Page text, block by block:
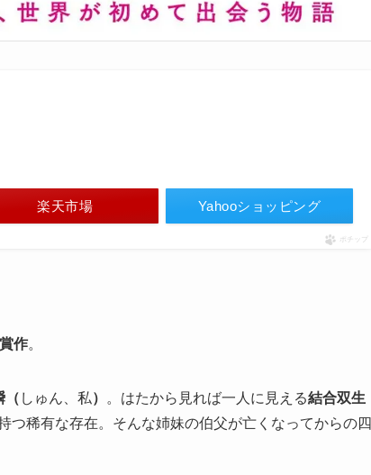
楽天市場 Yahooショッピング
ポチップ
作。
（ しゅん、私） 。はたから見れば一人に見える結合双生
つ稀有な存在。そんな姉妹の伯父が亡くなってからの四